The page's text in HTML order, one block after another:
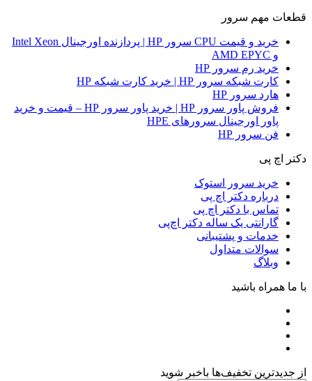
قطعات مهم سرور
خرید و قیمت CPU سرور HP | پردازنده اورجینال Intel Xeon
و AMD EPYC
خرید رم سرور HP
کارت شبکه سرور HP | خرید کارت شبکه HP
هارد سرور HP
فروش پاور سرور HP | خرید پاور سرور HP – قیمت و خرید
پاور اورجینال سرورهای HPE
فن سرور HP
دکتر اچ پی
خرید سرور استوک
درباره دکتر اچ پی
تماس با دکتر اچ پی
گارانتی یک ساله دکتر اچ‌پی
خدمات و پشتیبانی
سوالات متداول
وبلاگ
با ما همراه باشید
از جدیدترین تخفیف‌ها باخبر شوید